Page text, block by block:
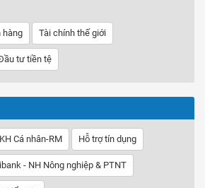
hàng Tài chính thế giới
tư tiền tệ
Cá nhân-RM Hỗ trợ tín dụng
- NH Nông nghiệp & PTNT